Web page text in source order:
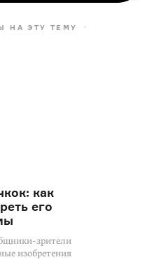
НА ЭТУ ТЕМУ
как
его
зрители
изобретения